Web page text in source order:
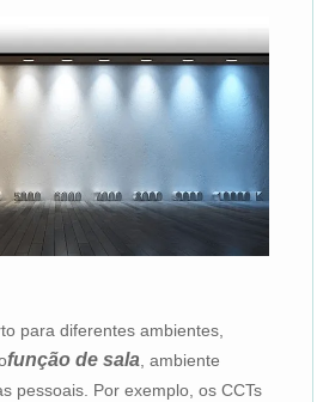
para diferentes ambientes,
função de sala, ambiente
pessoais. Por exemplo, os CCTs